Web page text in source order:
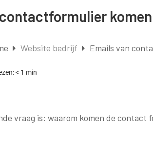
Website bedrijf Emails van
< 1 min
vraag is: waarom komen de